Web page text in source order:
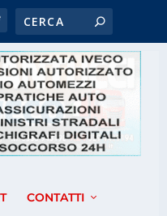
CONTATTI